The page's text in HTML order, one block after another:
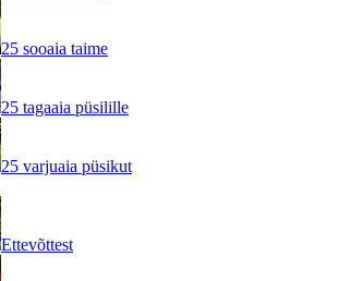
25 sooaia taime
25 tagaaia püsilille
25 varjuaia püsikut
Ettevõttest